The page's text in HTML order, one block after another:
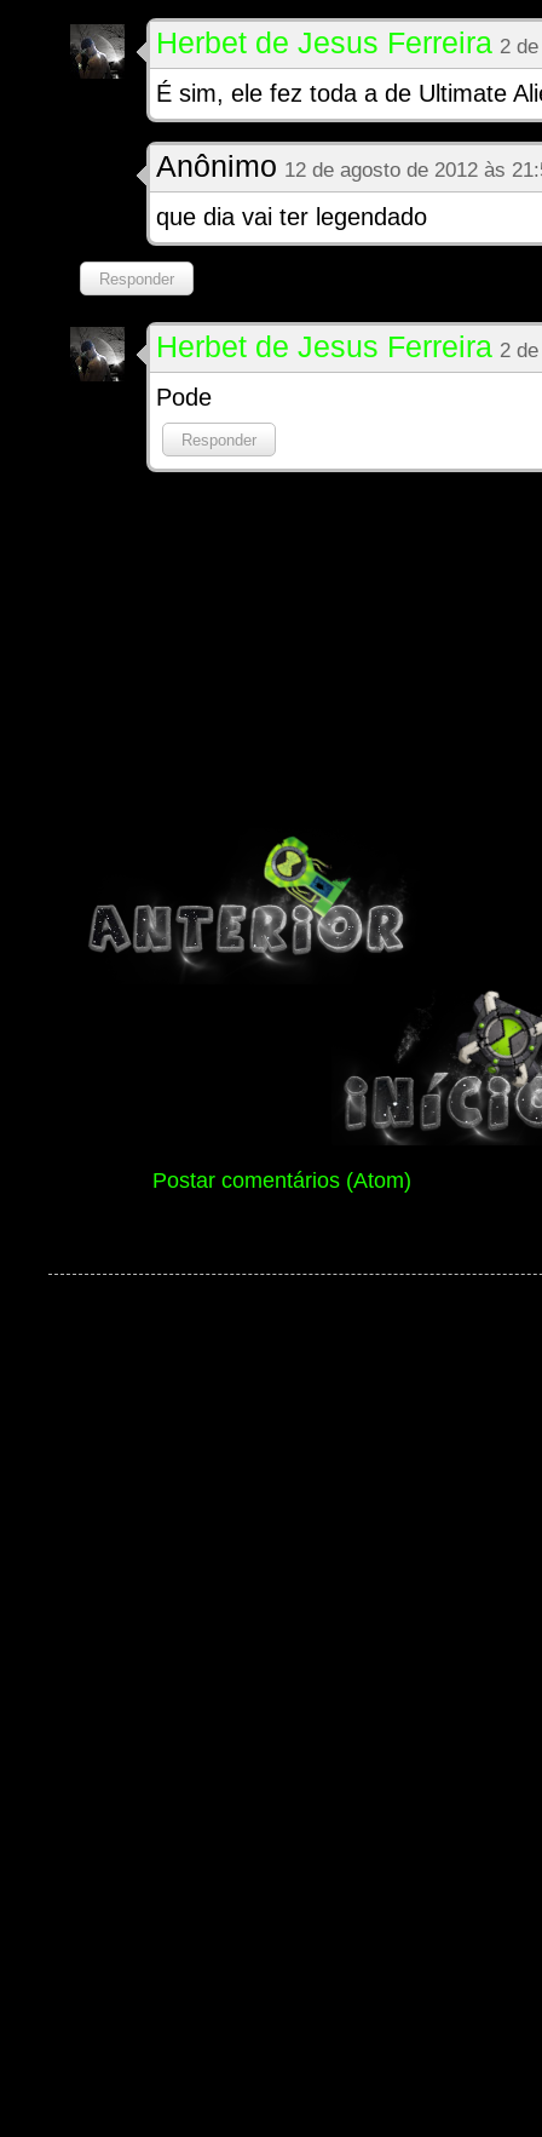
Herbet de Jesus Ferreira 2
É sim, ele fez toda a de Ultimate
Anônimo 12 de agosto de 2012 às
que dia vai ter legendado
Responder
Herbet de Jesus Ferreira 2
Pode
Responder
Postar comentários (Atom)